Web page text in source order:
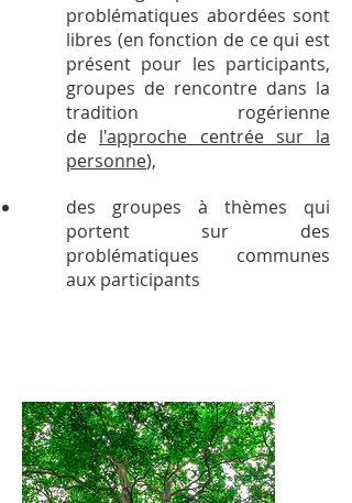
problématiques abordées sont
libres (en fonction de ce qui est
présent pour les participants,
groupes de rencontre dans la
tradition rogérienne
de l'approche centrée sur la
personne),
des groupes à thèmes qui
portent sur des
problématiques communes
aux participants